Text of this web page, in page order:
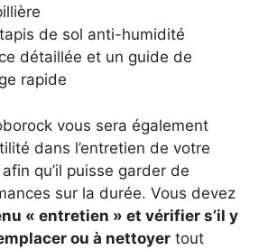
de sol anti-humidité
détaillée et un guide de
rapide
vous sera également
dans l’entretien de votre
qu’il puisse garder de
sur la durée. Vous devez
« entretien » et vérifier s’il y
ou à nettoyer tout